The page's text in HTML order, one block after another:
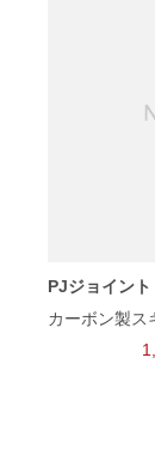
PJジョイント
カーボン製ス